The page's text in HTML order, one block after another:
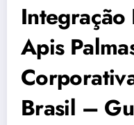
Integração
Apis
Brasil –